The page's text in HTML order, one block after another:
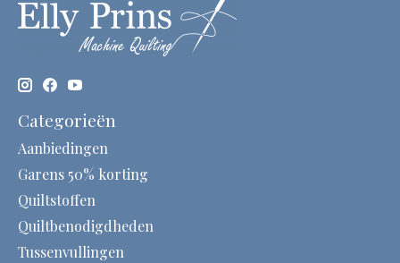
Categorieën
Aanbiedingen
Garens 50% korting
Quiltstoffen
Quiltbenodigdheden
Tussenvullingen